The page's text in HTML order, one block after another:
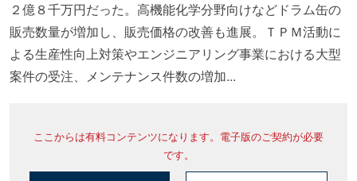
２億８千万円だった。高機能化学分野向けなどドラム缶の
販売数量が増加し、販売価格の改善も進展。ＴＰＭ活動に
よる生産性向上対策やエンジニアリング事業における大型
案件の受注、メンテナンス件数の増加...
ここからは有料コンテンツになります。電子版のご契約が必要
です。